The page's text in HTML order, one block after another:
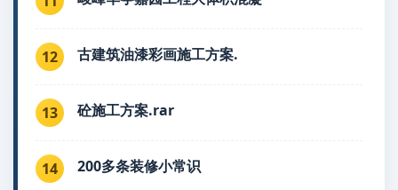
12 古建筑油漆彩画施工方案.
13 砼施工方案.rar
14 200多条装修小常识